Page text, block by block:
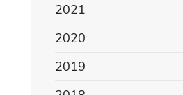
2021
2020
2019